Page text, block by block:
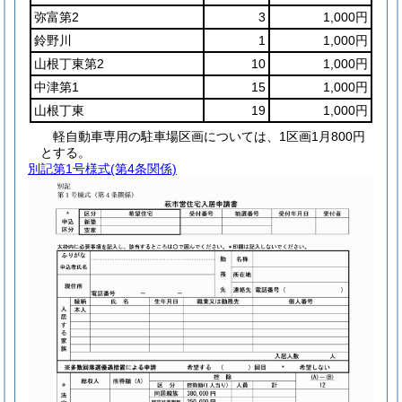
弥富第2
3
1,000円
鈴野川
1
1,000円
山根丁東第2
10
1,000円
中津第1
15
1,000円
山根丁東
19
1,000円
軽自動車専用の駐車場区画については、1区画1月800円
とする。
別記第1号様式(第4条関係)